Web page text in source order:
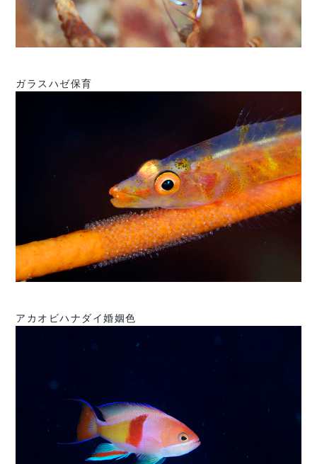
ガラスハゼ保育
アカオビハナダイ婚姻色